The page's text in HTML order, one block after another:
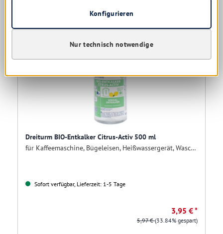
Dreiturm BIO-Entkalker Citrus-Activ 500 ml
für Kaffeemaschine, Bügeleisen, Heißwassergerät, Waschmaschinen usw.
Sofort verfügbar, Lieferzeit: 1-5 Tage
3,95 € *
5,97 €(33.84% gespart)
Nur technisch notwendige
Konfigurieren